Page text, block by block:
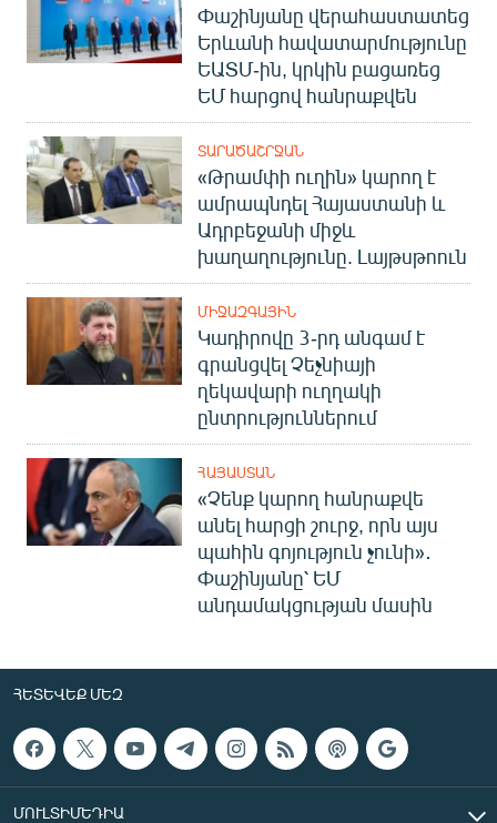
Փաշինյանը վերահաստատեց
Երևանի հավատարմությունը
ԵԱՏՄ-ին, կրկին բացառեց
ԵՄ հարցով հանրաքվեն
ՏԱՐԱԾԱՇՐՋԱՆ
«Թրամփի ուղին» կարող է
ամրապնդել Հայաստանի և
Ադրբեջանի միջև
խաղաղությունը. Լայթսթոուն
ՄԻՋԱԶԳԱՅԻՆ
Կադիրովը 3-րդ անգամ է
գրանցվել Չեչնիայի
ղեկավարի ուղղակի
ընտրություններում
ՀԱՅԱՍՏԱՆ
«Չենք կարող հանրաքվե
անել հարցի շուրջ, որն այս
պահին գոյություն չունի»․
Փաշինյանը՝ ԵՄ
անդամակցության մասին
ՀԵՏԵՎԵՔ ՄԵԶ
ՄՈՒԼՏԻՄԵԴԻԱ